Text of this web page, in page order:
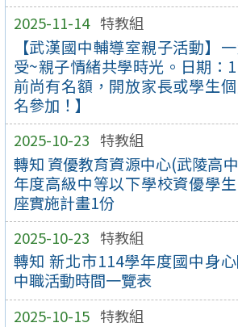
2025-11-14 特教組
【武漢國中輔導室親子活動】
受~親子情緒共學時光。日期：
前尚有名額，開放家長或學生
名參加！】
2025-10-23 特教組
轉知 資優教育資源中心(武陵高
年度高級中等以下學校資優學
座實施計畫1份
2025-10-23 特教組
轉知 新北市114學年度國中身
中職活動時間一覽表
2025-10-15 特教組